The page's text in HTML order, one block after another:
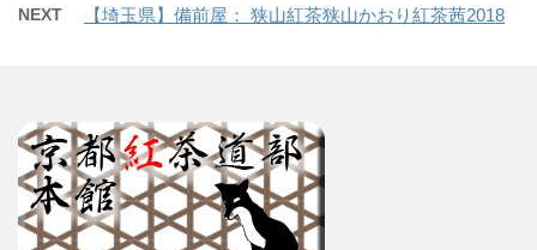
NEXT 【埼玉県】備前屋： 狭山紅茶狭山かおり紅茶茜2018